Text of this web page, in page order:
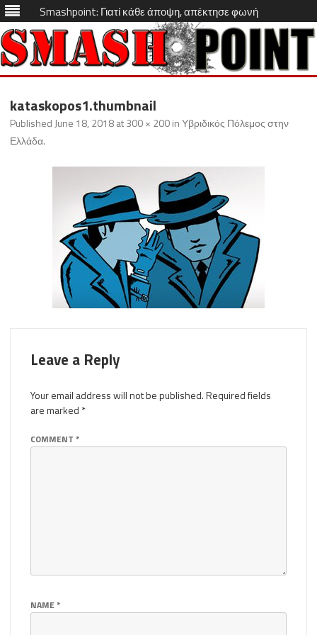
Smashpoint: Γιατί κάθε άποψη, απέκτησε φωνή
Skip
kataskopos1.thumbnail
Published June 18, 2018at300 × 200inΥβριδικός Πόλεμος στην
Ελλάδα.
Leave a Reply
Your email address will not be published.Required fields
are marked *
COMMENT *
NAME*